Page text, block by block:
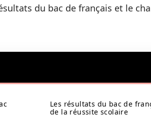
du bac de français et le
Les résultats du bac de
de la réussite scolaire